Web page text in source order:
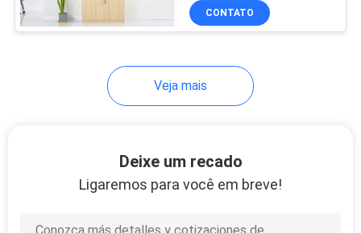
CONTATO
Veja mais
Deixe um recado
Ligaremos para você em breve!